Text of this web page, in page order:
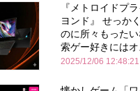
『メトロイドプ
ヨンド』 せっか
のに所々もった
索ゲー好きにはオ
2025/12/06 12:48:21